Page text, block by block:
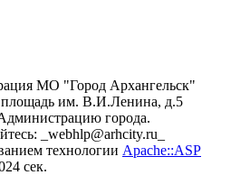
МО "Город Архангельск"
площадь им. В.И.Ленина, д.5
города.
_webhlp@arhcity.ru_
технологии Apache::ASP
сек.